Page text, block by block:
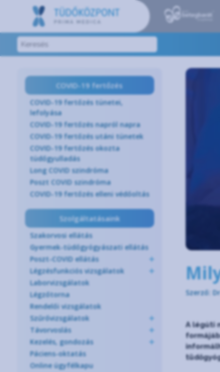
COVID-19 fertőzés
COVID-19 fertőzés tünetei,
lefolyása
COVID-19 fertőzés napról napra
COVID-19 fertőzés utáni tünetek
COVID-19 fertőzés okozta
tüdőgyulladás
Long COVID szindróma
Poszt COVID szindróma
COVID-19 fertőzés elleni védőoltás
Szolgáltatásaink
Szakorvosi ellátás
Gyermek-tüdőgyógyászati ellátás
Poszt-COVID ellátás
Légzésfunkciós vizsgálatok
Laborvizsgálatok
Légzőtorna
Rendelői vizsgálatok
Szűrővizsgálatok
Távorvoslás
Kezelés, gondozás
Páciens-oktatás
Online ügyfélkapu
Szerző:
A légúti